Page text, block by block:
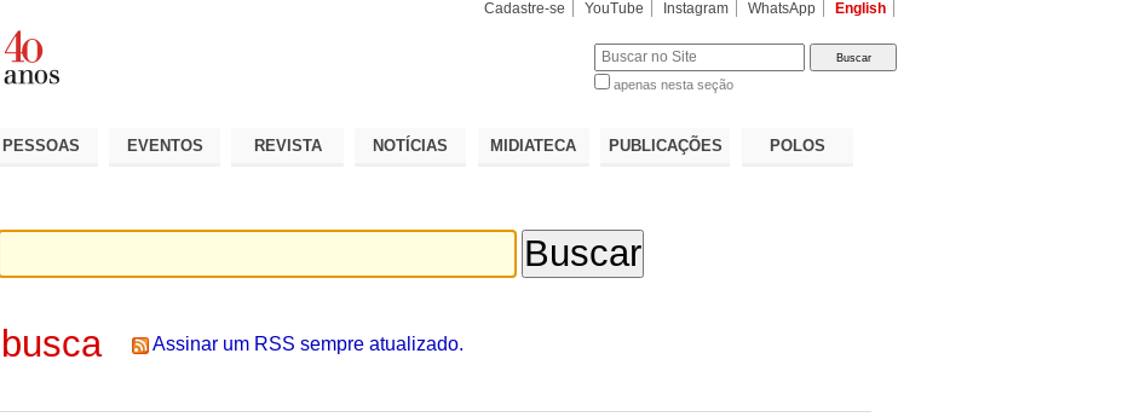
Cadastre-se YouTube Instagram WhatsApp English
apenas nesta seção
PESSOAS EVENTOS REVISTA NOTÍCIAS MIDIATECA PUBLICAÇÕES POLOS
Assinar um RSS sempre atualizado.